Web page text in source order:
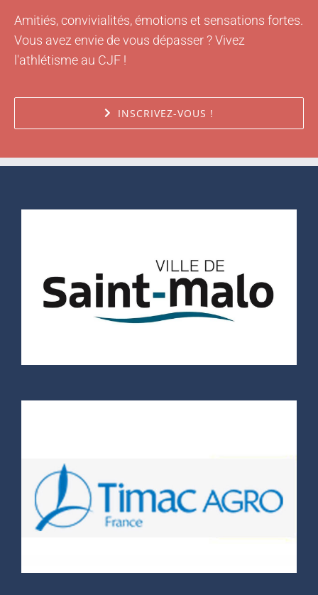
Vous avez envie de vous dépasser ? Vivez
l'athlétisme au CJF !
INSCRIVEZ-VOUS !